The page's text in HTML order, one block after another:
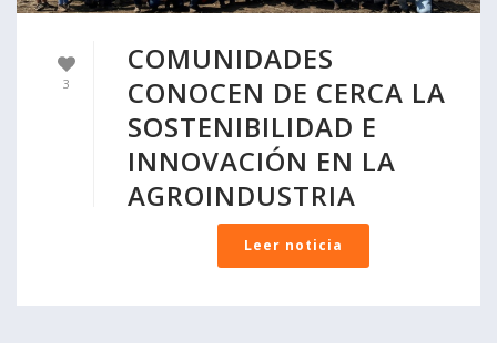
3
COMUNIDADES
CONOCEN DE CERCA LA
SOSTENIBILIDAD E
INNOVACIÓN EN LA
AGROINDUSTRIA
Leer noticia